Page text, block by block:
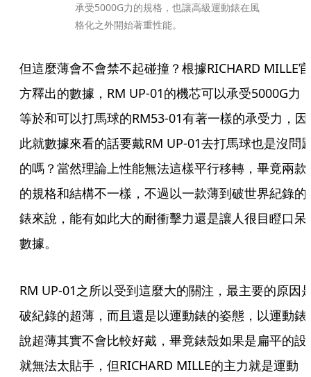
承受5000G力的規格，也讓高級運動錶在風
格化之外開始著重性能。
但這麼薄會不會禁不起碰撞？根據RICHARD MILLE官
方釋出的數據，RM UP-01的機芯可以承受5000G力
等於和可以打馬球的RM53-01有著一樣的承受力，因
此就數據來看的話要戴RM UP-01去打馬球也是沒問
的嗎？當然理論上性能無法這樣平行移轉，畢竟兩款
的規格和結構不一樣，不過以一款薄到破世界紀錄的
錶來說，能有如此大的耐衝擊力還是讓人很目瞪口呆
數據。
RM UP-01之所以受到這麼大的關注，最主要的原因
破紀錄的超薄，而且還是以運動錶的姿態，以運動錶
說超薄其實不會比較好戴，畢竟錶殼如果是扁平的設
就無法太貼手，但RICHARD MILLE的主力就是運動